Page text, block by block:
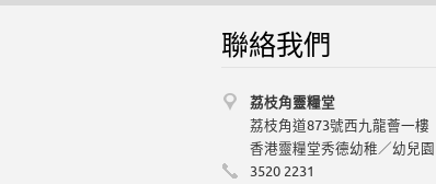
聯絡我們
荔枝角靈糧堂
荔枝角道873號西九龍薈一樓
香港靈糧堂秀德幼稚／幼兒園
3520 2231